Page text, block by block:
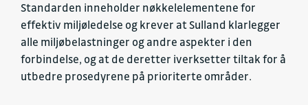
Standarden inneholder nøkkelelementene for
effektiv miljøledelse og krever at Sulland klarlegger
alle miljøbelastninger og andre aspekter i den
forbindelse, og at de deretter iverksetter tiltak for å
utbedre prosedyrene på prioriterte områder.